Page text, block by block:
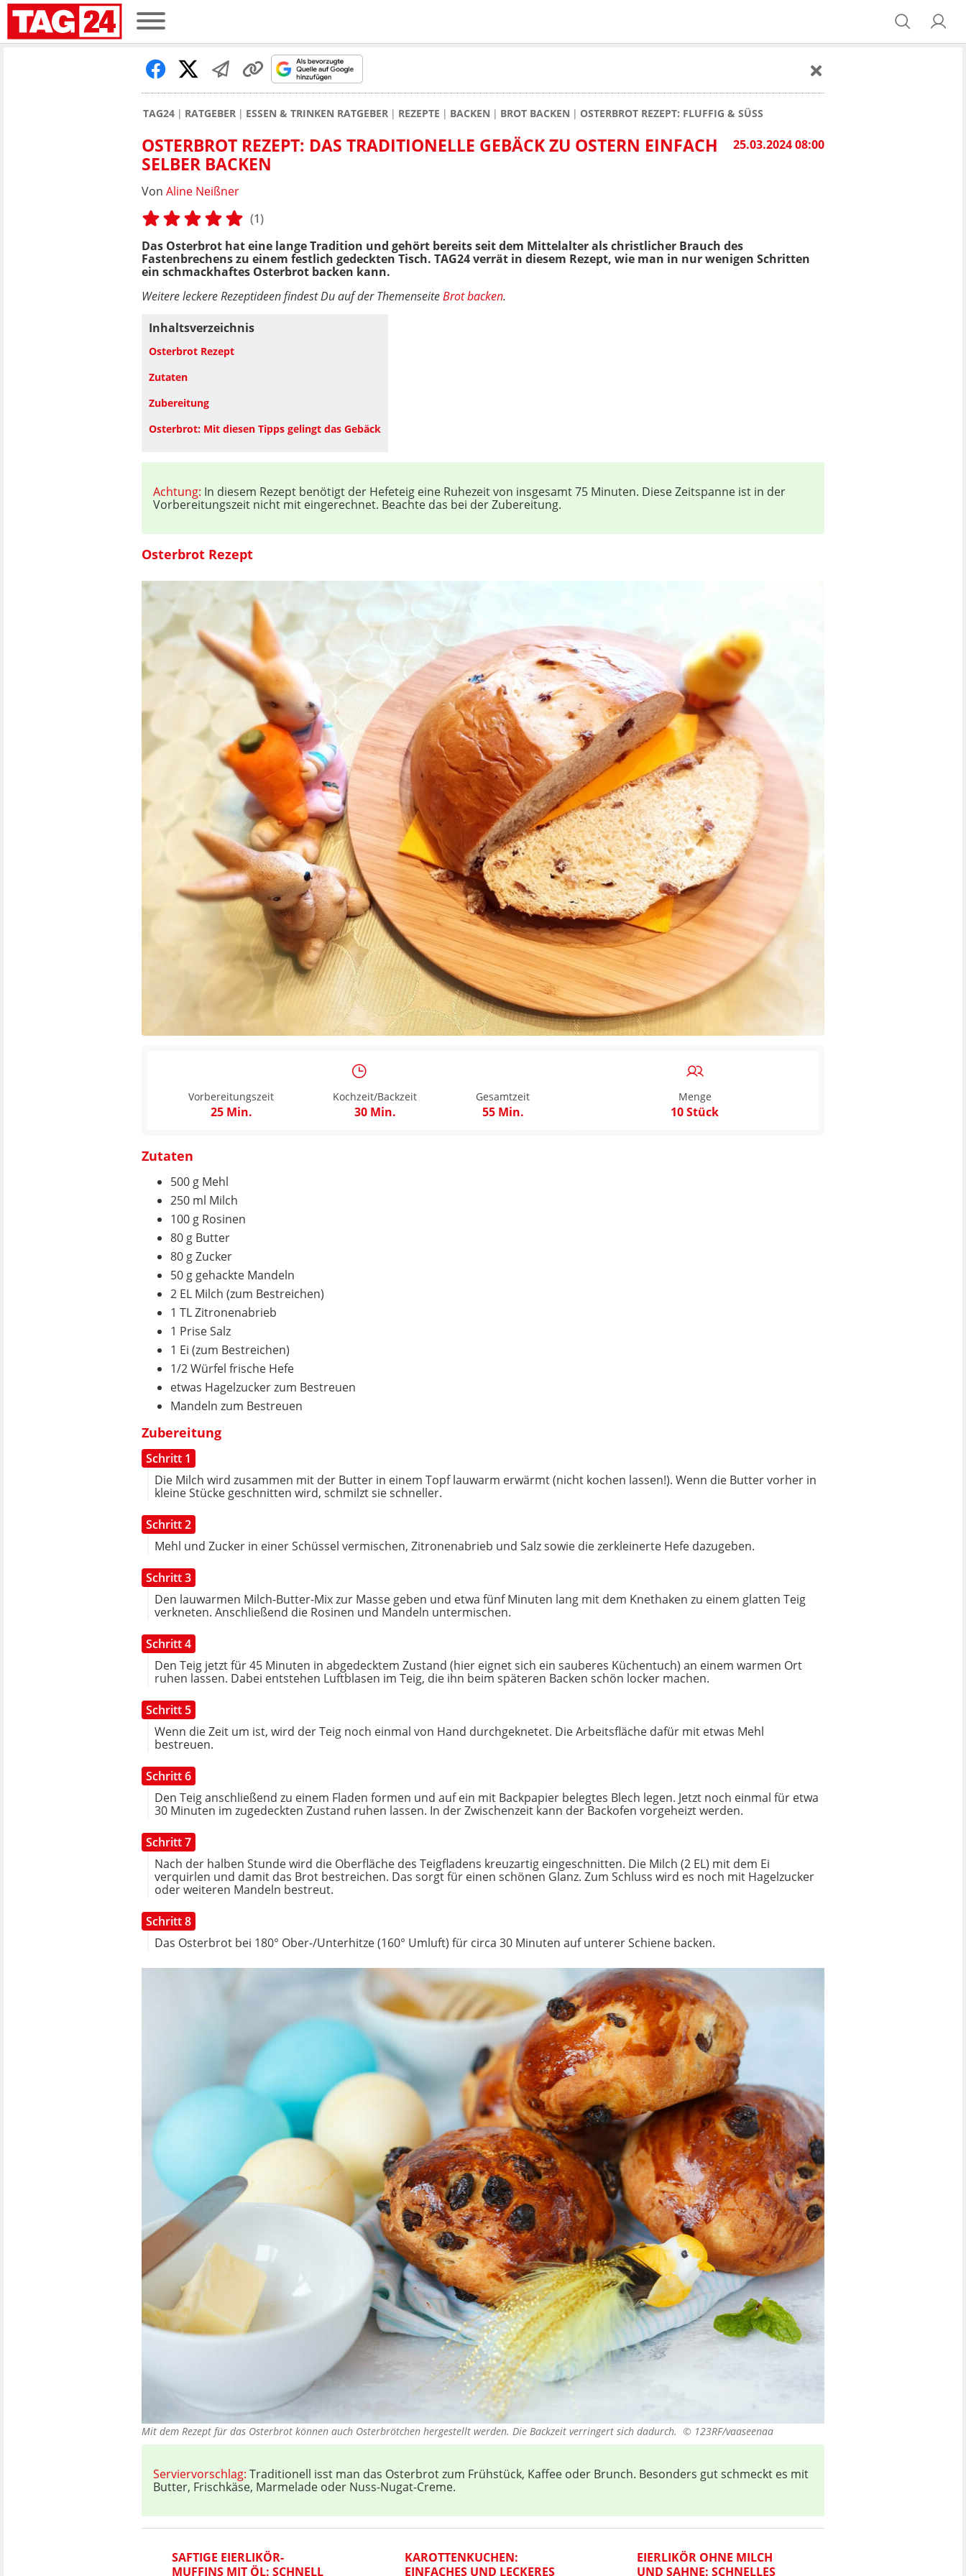
TAG24 RATGEBER ESSEN & TRINKEN RATGEBER REZEPTE BACKEN BROT BACKEN OSTERBROT REZEPT: FLUFFIG & SÜSS
25.03.2024 08:00
OSTERBROT REZEPT: DAS TRADITIONELLE GEBÄCK ZU OSTERN EINFACH
SELBER BACKEN
Von Aline Neißner
(1)
Das Osterbrot hat eine lange Tradition und gehört bereits seit dem Mittelalter als christlicher Brauch des
Fastenbrechens zu einem festlich gedeckten Tisch. TAG24 verrät in diesem Rezept, wie man in nur wenigen Schritten
ein schmackhaftes Osterbrot backen kann.
Weitere leckere Rezeptideen findest Du auf der ThemenseiteBrot backen.
Inhaltsverzeichnis
Osterbrot Rezept
Zutaten
Zubereitung
Osterbrot: Mit diesen Tipps gelingt das Gebäck
Achtung: In diesem Rezept benötigt der Hefeteig eine Ruhezeit von insgesamt 75 Minuten. Diese Zeitspanne ist in der
Vorbereitungszeit nicht mit eingerechnet. Beachte das bei der Zubereitung.
Osterbrot Rezept
Vorbereitungszeit
25 Min.
Kochzeit/Backzeit
30 Min.
Gesamtzeit
55 Min.
Menge
10 Stück
Zutaten
500 g Mehl
250 ml Milch
100 g Rosinen
80 g Butter
80 g Zucker
50 g gehackte Mandeln
2 EL Milch (zum Bestreichen)
1 TL Zitronenabrieb
1 Prise Salz
1 Ei (zum Bestreichen)
1/2 Würfel frische Hefe
etwas Hagelzucker zum Bestreuen
Mandeln zum Bestreuen
Zubereitung
Schritt 1
Die Milch wird zusammen mit der Butter in einem Topf lauwarm erwärmt (nicht kochen lassen!). Wenn die Butter vorher in
kleine Stücke geschnitten wird, schmilzt sie schneller.
Schritt 2
Mehl und Zucker in einer Schüssel vermischen, Zitronenabrieb und Salz sowie die zerkleinerte Hefe dazugeben.
Schritt 3
Den lauwarmen Milch-Butter-Mix zur Masse geben und etwa fünf Minuten lang mit dem Knethaken zu einem glatten Teig
verkneten. Anschließend die Rosinen und Mandeln untermischen.
Schritt 4
Den Teig jetzt für 45 Minuten in abgedecktem Zustand (hier eignet sich ein sauberes Küchentuch) an einem warmen Ort
ruhen lassen. Dabei entstehen Luftblasen im Teig, die ihn beim späteren Backen schön locker machen.
Schritt 5
Wenn die Zeit um ist, wird der Teig noch einmal von Hand durchgeknetet. Die Arbeitsfläche dafür mit etwas Mehl
bestreuen.
Schritt 6
Den Teig anschließend zu einem Fladen formen und auf ein mit Backpapier belegtes Blech legen. Jetzt noch einmal für etwa
30 Minuten im zugedeckten Zustand ruhen lassen. In der Zwischenzeit kann der Backofen vorgeheizt werden.
Schritt 7
Nach der halben Stunde wird die Oberfläche des Teigfladens kreuzartig eingeschnitten. Die Milch (2 EL) mit dem Ei
verquirlen und damit das Brot bestreichen. Das sorgt für einen schönen Glanz. Zum Schluss wird es noch mit Hagelzucker
oder weiteren Mandeln bestreut.
Schritt 8
Das Osterbrot bei 180° Ober-/Unterhitze (160° Umluft) für circa 30 Minuten auf unterer Schiene backen.
Mit dem Rezept für das Osterbrot können auch Osterbrötchen hergestellt werden. Die Backzeit verringert sich dadurch. © 123RF/vaaseenaa
Serviervorschlag: Traditionell isst man das Osterbrot zum Frühstück, Kaffee oder Brunch. Besonders gut schmeckt es mit
Butter, Frischkäse, Marmelade oder Nuss-Nugat-Creme.
SAFTIGE EIERLIKÖR-
MUFFINS MIT ÖL: SCHNELL
KAROTTENKUCHEN:
EINFACHES UND LECKERES
EIERLIKÖR OHNE MILCH
UND SAHNE: SCHNELLES